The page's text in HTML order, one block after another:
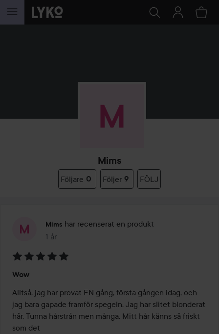
HOPPA TILL INNEHÅLLET
Mims
Följare 0 Följer 9 FÖLJ
Mims har recenserat en produkt
1 år
Inlägget skapades 1 år
5
av
5
Wow
Alltså, jag har provat EN gång, första gången idag, och
jag bara gapade framför spegeln. Jag har slitet blonderat
hår. Tunna hårstrån men många. Mitt hår känns så friskt
som det